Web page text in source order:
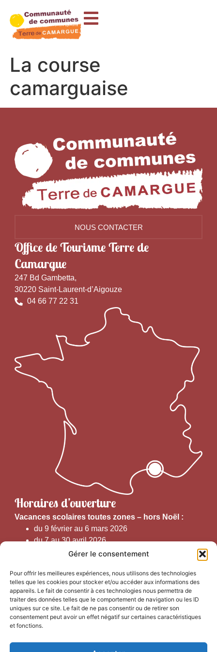
Gérer le consentement
Pour offrir les meilleures expériences, nous utilisons des technologies
telles que les cookies pour stocker et/ou accéder aux informations des
appareils. Le fait de consentir à ces technologies nous permettra de
traiter des données telles que le comportement de navigation ou les ID
uniques sur ce site. Le fait de ne pas consentir ou de retirer son
consentement peut avoir un effet négatif sur certaines caractéristiques
et fonctions.
principal
La course
camarguaise
NOUS CONTACTER
Office de Tourisme Terre de
Camargue
247 Bd Gambetta,
30220 Saint-Laurent-d’Aigouze
04 66 77 22 31
Horaires d’ouverture
Vacances scolaires toutes zones – hors Noël :
du 9 février au 6 mars 2026
du 7 au 30 avril 2026
du 1er juin au 30 septembre 2026
Horaires d’ouverture au public :
Du 1er septembre au 30 juin 2026 (hors juillet et août)
du lundi au vendredi de 9h50 à 12h30 et de